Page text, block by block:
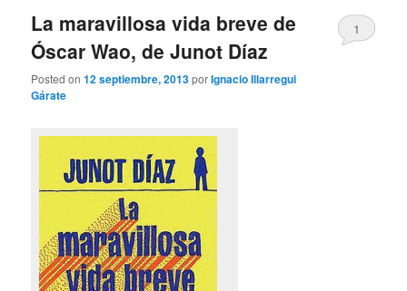
La maravillosa vida breve de
Óscar Wao, de Junot Díaz
Posted on12 septiembre, 2013porIgnacio Illarregui
Gárate
1